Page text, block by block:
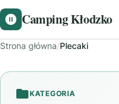
Camping Kłodzko
Strona główna/Plecaki
KATEGORIA